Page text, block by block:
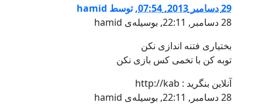
, توسطhamid
بختیاری فتنه اندازی نکن
توبه کن با تخمی کس بازی نکن
آنلاين بنگريد : http://kab